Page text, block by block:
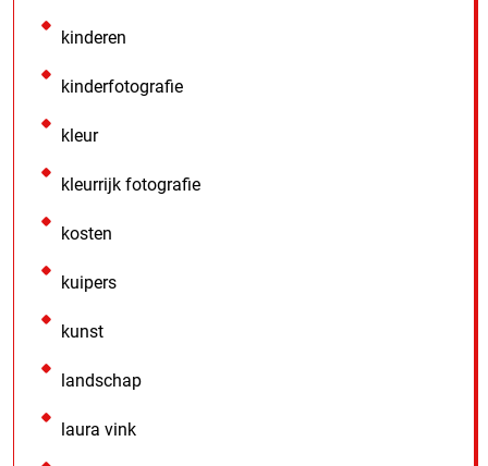
kinderen
kinderfotografie
kleur
kleurrijk fotografie
kosten
kuipers
kunst
landschap
laura vink